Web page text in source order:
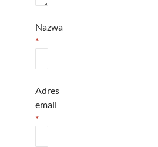
Nazwa
*
Adres
email
*